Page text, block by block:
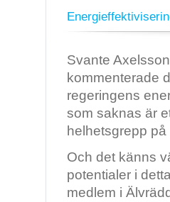
Svante
kommenterade
regeringens
som saknas är
helhetsgrepp
Och det känns
potentialer i
medlem i